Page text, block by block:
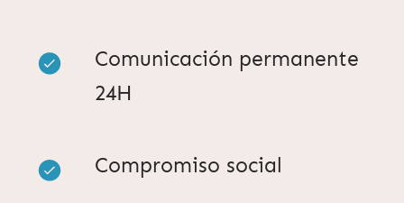
Comunicación permanente
24H
Compromiso social